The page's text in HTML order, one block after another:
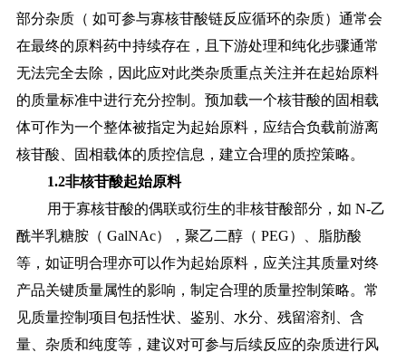
部分杂质（ 如可参与寡核苷酸链反应循环的杂质）通常会
在最终的原料药中持续存在，且下游处理和纯化步骤通常
无法完全去除，因此应对此类杂质重点关注并在起始原料
的质量标准中进行充分控制。预加载一个核苷酸的固相载
体可作为一个整体被指定为起始原料，应结合负载前游离
核苷酸、固相载体的质控信息，建立合理的质控策略。
1.2非核苷酸起始原料
用于寡核苷酸的偶联或衍生的非核苷酸部分，如 N-乙
酰半乳糖胺（ GalNAc），聚乙二醇（ PEG）、脂肪酸
等，如证明合理亦可以作为起始原料，应关注其质量对终
产品关键质量属性的影响，制定合理的质量控制策略。常
见质量控制项目包括性状、鉴别、水分、残留溶剂、含
量、杂质和纯度等，建议对可参与后续反应的杂质进行风